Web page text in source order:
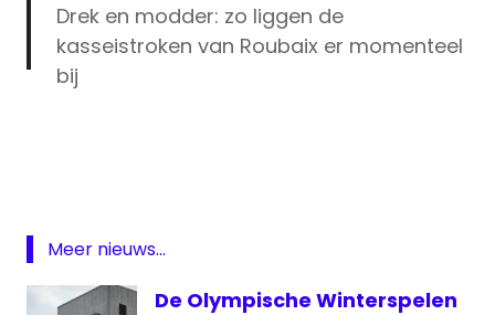
Drek en modder: zo liggen de
kasseistroken van Roubaix er momenteel
bij
— Sporza 🚴 (@sporza_koers)
2018
Parijs
Roubaix
Meer nieuws...
De Olympische Winterspelen